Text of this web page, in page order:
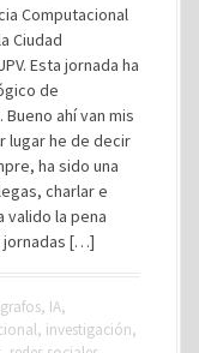
Computacional
Ciudad
Esta jornada ha
de
ahí van mis
lugar he de decir
ha sido una
charlar e
valido la pena
jornadas […]
grafos, IA,
, investigación,